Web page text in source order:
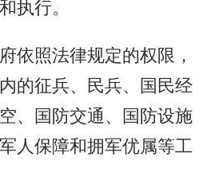
执行。
依照法律规定的权限，
的征兵、民兵、国民经
、国防交通、国防设施
人保障和拥军优属等工